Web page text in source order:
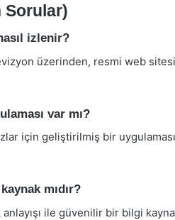
Sorular)
izlenir?
üzerinden, resmi web
var mı?
için geliştirilmiş bir
mıdır?
ile güvenilir bir bilgi